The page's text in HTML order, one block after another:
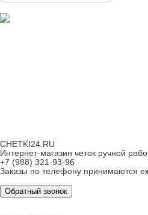
CHETKI24.RU
Интернет-магазин четок ручной
+7 (988) 321-93-96
Заказы по телефону принимаются
Обратный звонок